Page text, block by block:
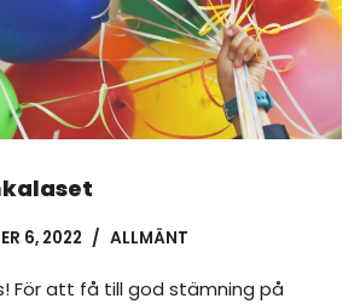
6, 2022 ALLMÄNT
För att få till god stämning på